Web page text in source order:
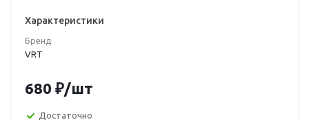
Характеристики
Бренд
VRT
680 ₽/шт
Достаточно